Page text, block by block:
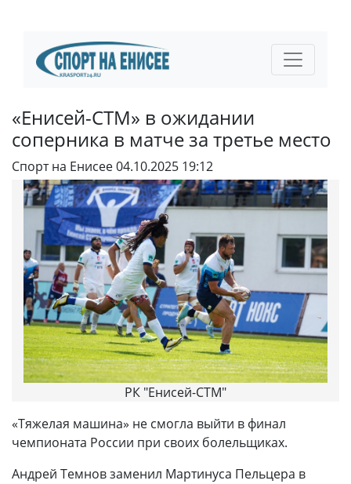
«Енисей-СТМ» в ожидании
соперника в матче за третье место
Спорт на Енисее04.10.2025 19:12
РК "Енисей-СТМ"
«Тяжелая машина» не смогла выйти в финал
чемпионата России при своих болельщиках.
Андрей Темнов заменил Мартинуса Пельцера в